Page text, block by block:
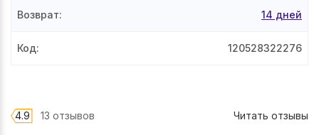
Возврат: 14 дней
Код: 120528322276
4.9 13 отзывов Читать отзывы